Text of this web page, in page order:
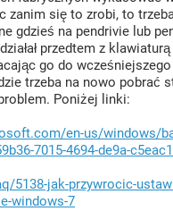
zanim się to zrobi, to
gdzieś na pendrivie lub
przedtem z klawiaturą
go do
trzeba na nowo pobrać
Poniżej linki:
en-us/windows/
7015-4694-de9a-
5138-jak-przywrocic-
windows-7